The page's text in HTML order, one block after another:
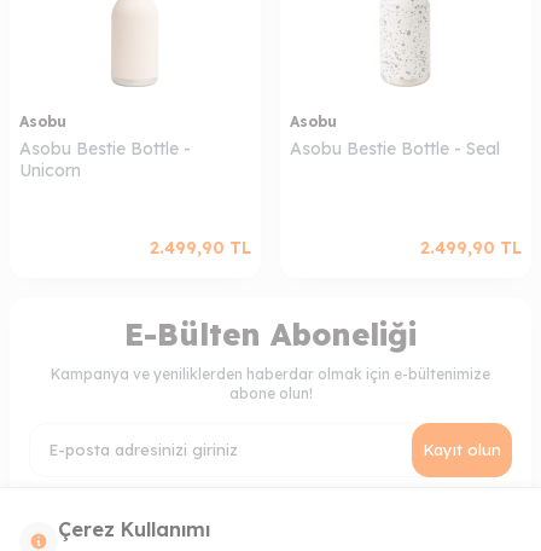
Asobu
Asobu Bestie Bottle -
Unicorn
2.499,90 TL
Asobu
Asobu Bestie Bottle - Seal
2.499,90 TL
E-Bülten Aboneliği
Kampanya ve yeniliklerden haberdar olmak için e-bültenimize
abone olun!
Kayıt olun
Çerez Kullanımı